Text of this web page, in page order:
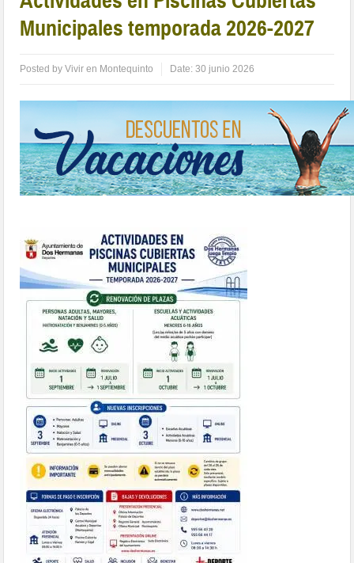
Municipales temporada 2026-2027
Posted byVivir en Montequinto Date:30 junio 2026